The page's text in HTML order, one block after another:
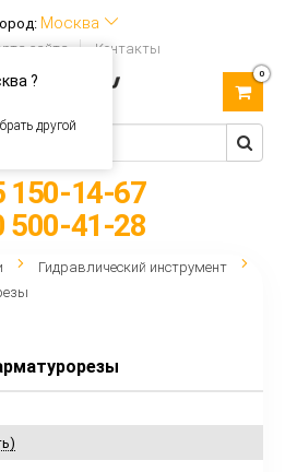
Москва
?
другой
сайта Контакты
0
150-14-67
500-41-28
Гидравлический инструмент